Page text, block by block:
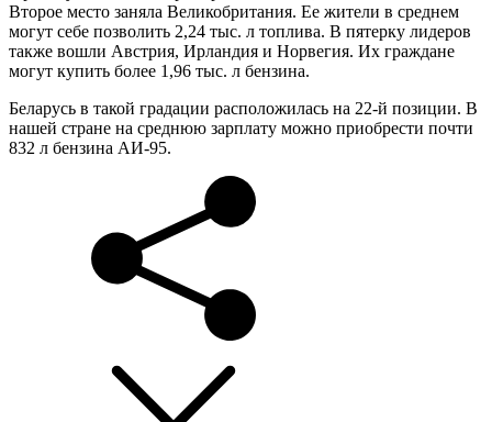
Второе место заняла Великобритания. Ее жители в среднем
могут себе позволить 2,24 тыс. л топлива. В пятерку лидеров
также вошли Австрия, Ирландия и Норвегия. Их граждане
могут купить более 1,96 тыс. л бензина.
Беларусь в такой градации расположилась на 22-й позиции. В
нашей стране на среднюю зарплату можно приобрести почти
832 л бензина АИ-95.